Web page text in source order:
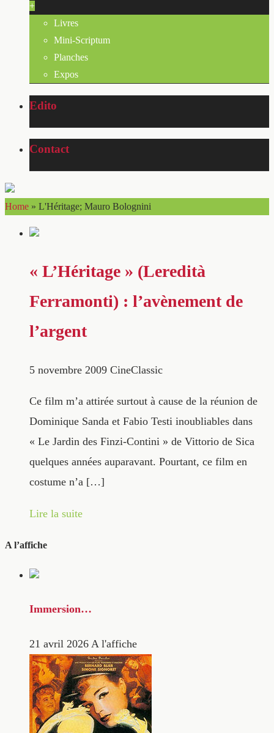
+
Livres
Mini-Scriptum
Planches
Expos
Edito
Contact
Home » L'Héritage; Mauro Bolognini
« L’Héritage » (Leredità
Ferramonti) : l’avènement de
l’argent
5 novembre 2009 CineClassic
Ce film m’a attirée surtout à cause de la réunion de
Dominique Sanda et Fabio Testi inoubliables dans
« Le Jardin des Finzi-Contini » de Vittorio de Sica
quelques années auparavant. Pourtant, ce film en
costume n’a […]
Lire la suite
A l’affiche
Immersion…
21 avril 2026 A l'affiche